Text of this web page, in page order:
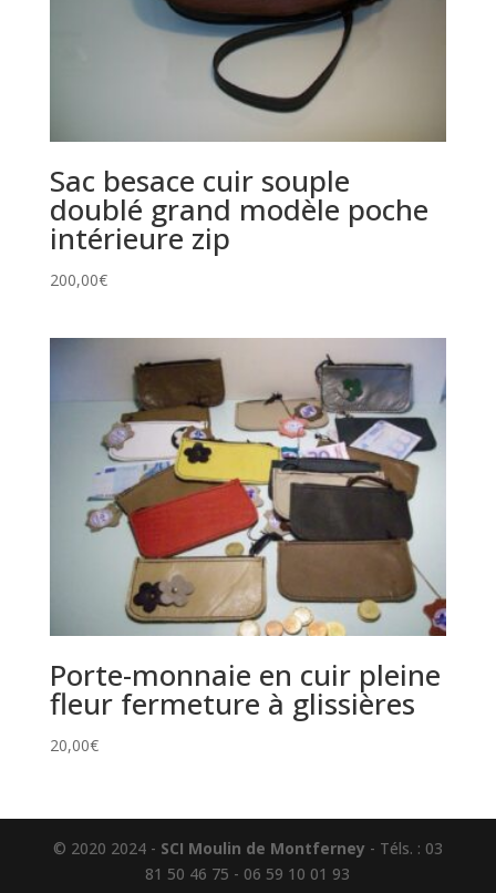
Sac besace cuir souple
doublé grand modèle poche
intérieure zip
200,00€
Porte-monnaie en cuir pleine
fleur fermeture à glissières
20,00€
© 2020 2024 - SCI Moulin de Montferney - Téls. : 03
81 50 46 75 - 06 59 10 01 93